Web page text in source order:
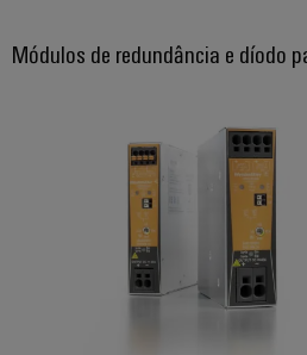
fábricas
gás
Garante
proteção
operações
Plataforma
industriais
easyConnect
Local
Módulos de redundância e díodo